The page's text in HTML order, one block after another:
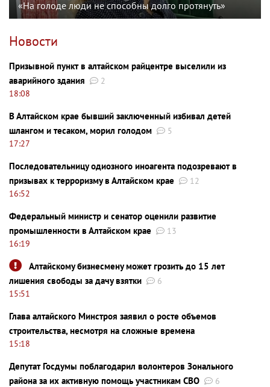
«На голоде люди не способны долго протянуть»
Новости
Призывной пункт в алтайском райцентре выселили из
аварийного здания
2
18:08
В Алтайском крае бывший заключенный избивал детей
шлангом и тесаком, морил голодом
5
17:27
Последовательницу одиозного иноагента подозревают в
призывах к терроризму в Алтайском крае
12
16:52
Федеральный министр и сенатор оценили развитие
промышленности в Алтайском крае
13
16:19
Алтайскому бизнесмену может грозить до 15 лет
лишения свободы за дачу взятки
6
15:51
Глава алтайского Минстроя заявил о росте объемов
строительства, несмотря на сложные времена
15:18
Депутат Госдумы поблагодарил волонтеров Зонального
района за их активную помощь участникам СВО
6